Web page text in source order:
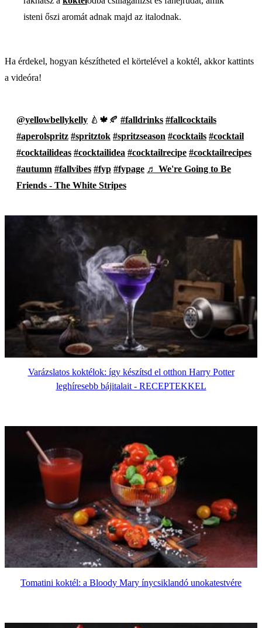
isteni őszi aromát adnak majd az italodnak.
Ha érdekel, hogyan készítheted el körtelével a koktél, akkor kattints
a videóra!
@yellowbellykelly 🍐🍁🍂 #falldrinks #fallcocktails
#aperolspritz #spritztok #spritzseason #cocktails #cocktail
#cocktailideas #cocktailidea #cocktailrecipe #cocktailrecipes
#autumn #fallvibes #fyp #fypage ♬ We're Going to Be
Friends - The White Stripes
Varázslatos koktélok: így készítsd el otthon Harry Potter
leghíresebb bájitalait - RECEPTEKKEL
Tomatini koktél: a Bloody Mary ínycsiklandó unokatestvére